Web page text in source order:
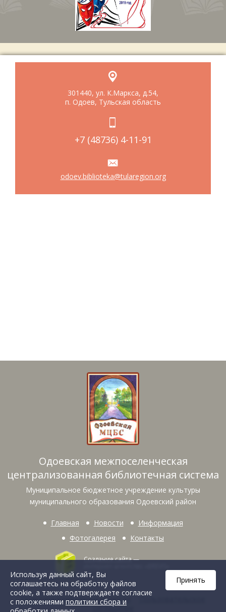
301440, ул. К.Маркса, д.54,
п. Одоев, Тульская область
+7 (48736) 4-11-91
odoev.biblioteka@tularegion.org
Одоевская межпоселенческая
централизованная библиотечная система
Муниципальное бюджетное учреждение культуры
муниципального образования Одоевский район
Главная Новости
Информация
Фотогалерея
Контакты
Создание сайта—
Политика конфиденциальности
соглашение
Используя данный сайт, Вы
соглашаетесь на обработку файлов
cookie, а также подтверждаете согласие
с положениями политики сбора и
Принять